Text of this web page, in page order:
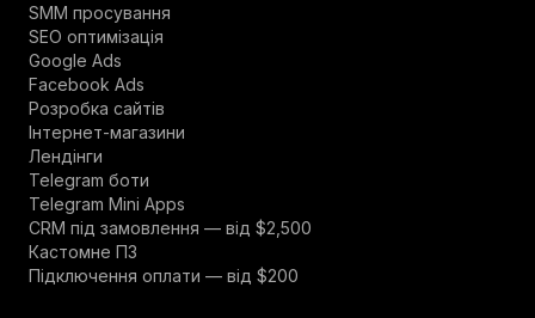
SMM просування
SEO оптимізація
Google Ads
Facebook Ads
Розробка сайтів
Інтернет-магазини
Лендінги
Telegram боти
Telegram Mini Apps
CRM під замовлення — від $2,500
Кастомне ПЗ
Підключення оплати — від $200